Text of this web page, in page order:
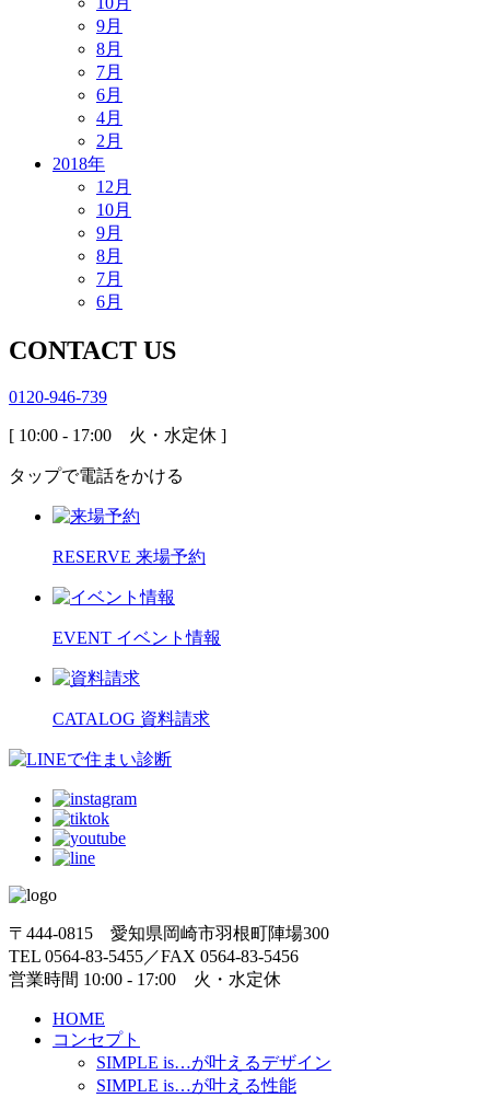
9月
8月
7月
6月
4月
2月
2018年
12月
10月
9月
8月
7月
6月
CONTACT US
0120-946-739
[ 10:00 - 17:00 火・水定休 ]
タップで電話をかける
RESERVE 来場予約
EVENT イベント情報
CATALOG 資料請求
〒444-0815 愛知県岡崎市羽根町陣場300
TEL 0564-83-5455／FAX 0564-83-5456
営業時間 10:00 - 17:00 火・水定休
HOME
コンセプト
SIMPLE is…が叶えるデザイン
SIMPLE is…が叶える性能